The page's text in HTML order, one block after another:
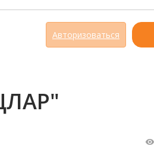
Авторизоваться